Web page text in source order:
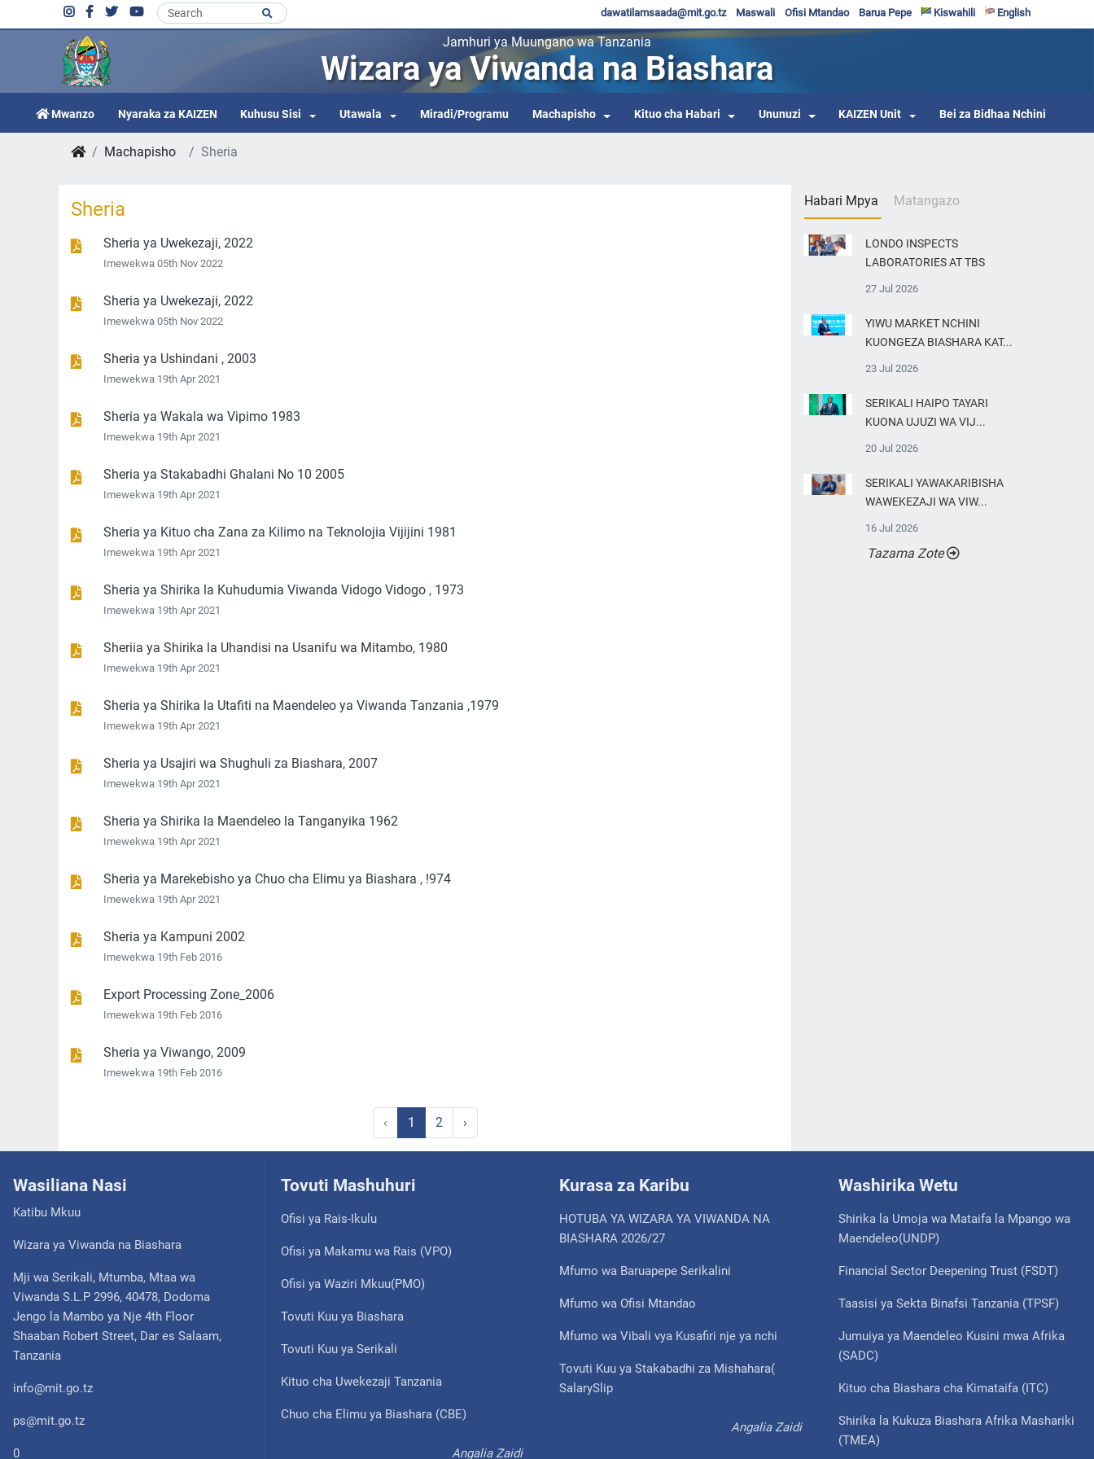
English
Kiswahili
Barua Pepe
Ofisi Mtandao
Maswali
dawatilamsaada@mit.go.tz
Jamhuri ya Muungano wa Tanzania
Wizara ya Viwanda na Biashara
Mwanzo Nyaraka za KAIZEN Kuhusu Sisi Utawala Miradi/Programu Machapisho Kituo cha Habari Ununuzi KAIZEN Unit Bei za Bidhaa Nchini
Machapisho Sheria
Sheria
Sheria ya Uwekezaji, 2022
Imewekwa 05th Nov 2022
Sheria ya Uwekezaji, 2022
Imewekwa 05th Nov 2022
Sheria ya Ushindani , 2003
Imewekwa 19th Apr 2021
Sheria ya Wakala wa Vipimo 1983
Imewekwa 19th Apr 2021
Sheria ya Stakabadhi Ghalani No 10 2005
Imewekwa 19th Apr 2021
Sheria ya Kituo cha Zana za Kilimo na Teknolojia Vijijini 1981
Imewekwa 19th Apr 2021
Sheria ya Shirika la Kuhudumia Viwanda Vidogo Vidogo , 1973
Imewekwa 19th Apr 2021
Sheriia ya Shirika la Uhandisi na Usanifu wa Mitambo, 1980
Imewekwa 19th Apr 2021
Sheria ya Shirika la Utafiti na Maendeleo ya Viwanda Tanzania ,1979
Imewekwa 19th Apr 2021
Sheria ya Usajiri wa Shughuli za Biashara, 2007
Imewekwa 19th Apr 2021
Sheria ya Shirika la Maendeleo la Tanganyika 1962
Imewekwa 19th Apr 2021
Sheria ya Marekebisho ya Chuo cha Elimu ya Biashara , !974
Imewekwa 19th Apr 2021
Sheria ya Kampuni 2002
Imewekwa 19th Feb 2016
Export Processing Zone_2006
Imewekwa 19th Feb 2016
Sheria ya Viwango, 2009
Imewekwa 19th Feb 2016
‹ 1 2 ›
Habari Mpya Matangazo
LONDO INSPECTS
LABORATORIES AT TBS
27 Jul 2026
YIWU MARKET NCHINI
KUONGEZA BIASHARA KAT...
23 Jul 2026
SERIKALI HAIPO TAYARI
KUONA UJUZI WA VIJ...
20 Jul 2026
SERIKALI YAWAKARIBISHA
WAWEKEZAJI WA VIW...
16 Jul 2026
Tazama Zote
Wasiliana Nasi
Katibu Mkuu
Wizara ya Viwanda na Biashara
Mji wa Serikali, Mtumba, Mtaa wa
Viwanda S.L.P 2996, 40478, Dodoma
Jengo la Mambo ya Nje 4th Floor
Shaaban Robert Street, Dar es Salaam,
Tanzania
info@mit.go.tz
ps@mit.go.tz
0
Tovuti Mashuhuri
Ofisi ya Rais-Ikulu
Ofisi ya Makamu wa Rais (VPO)
Ofisi ya Waziri Mkuu(PMO)
Tovuti Kuu ya Biashara
Tovuti Kuu ya Serikali
Kituo cha Uwekezaji Tanzania
Chuo cha Elimu ya Biashara (CBE)
Angalia Zaidi
Kurasa za Karibu
HOTUBA YA WIZARA YA VIWANDA NA
BIASHARA 2026/27
Mfumo wa Baruapepe Serikalini
Mfumo wa Ofisi Mtandao
Mfumo wa Vibali vya Kusafiri nje ya nchi
Tovuti Kuu ya Stakabadhi za Mishahara(
SalarySlip
Angalia Zaidi
Washirika Wetu
Shirika la Umoja wa Mataifa la Mpango wa
Maendeleo(UNDP)
Financial Sector Deepening Trust (FSDT)
Taasisi ya Sekta Binafsi Tanzania (TPSF)
Jumuiya ya Maendeleo Kusini mwa Afrika
(SADC)
Kituo cha Biashara cha Kimataifa (ITC)
Shirika la Kukuza Biashara Afrika Mashariki
(TMEA)